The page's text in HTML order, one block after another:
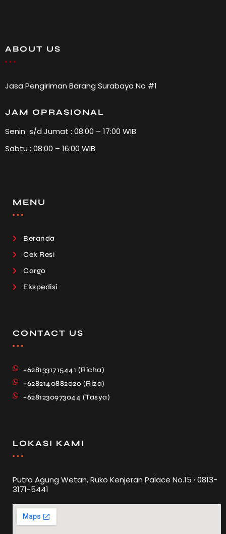
ABOUT US
Jasa Pengiriman Barang Surabaya No #1
JAM OPRASIONAL
Senin s/d Jumat : 08:00 – 17:00 WIB
Sabtu : 08:00 – 16:00 WIB
MENU
Beranda
Cek Resi
Cargo
Ekspedisi
CONTACT US
+6281331715441 (Richa)
+6282140882020 (Riza)
+6281230973044 (Tasya)
LOKASI KAMI
Putro Agung Wetan, Ruko Kenjeran Palace No.15 · 0813-
3171-5441